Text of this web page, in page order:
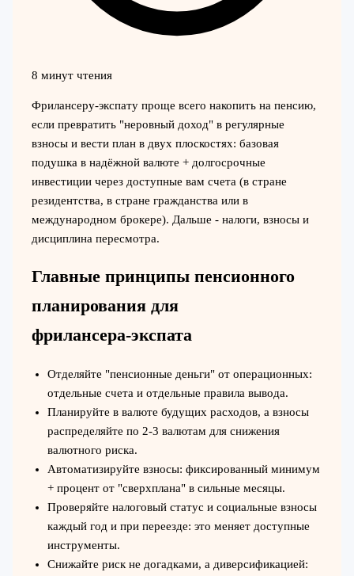
8 минут чтения
Фрилансеру‑экспату проще всего накопить на пенсию,
если превратить "неровный доход" в регулярные
взносы и вести план в двух плоскостях: базовая
подушка в надёжной валюте + долгосрочные
инвестиции через доступные вам счета (в стране
резидентства, в стране гражданства или в
международном брокере). Дальше - налоги, взносы и
дисциплина пересмотра.
Главные принципы пенсионного
планирования для
фрилансера‑экспата
Отделяйте "пенсионные деньги" от операционных:
отдельные счета и отдельные правила вывода.
Планируйте в валюте будущих расходов, а взносы
распределяйте по 2-3 валютам для снижения
валютного риска.
Автоматизируйте взносы: фиксированный минимум
+ процент от "сверхплана" в сильные месяцы.
Проверяйте налоговый статус и социальные взносы
каждый год и при переезде: это меняет доступные
инструменты.
Снижайте риск не догадками, а диверсификацией: